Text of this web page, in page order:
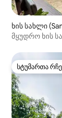
ხის სახლი
მყუდრო ხის
სტუმართა
სტუმართა